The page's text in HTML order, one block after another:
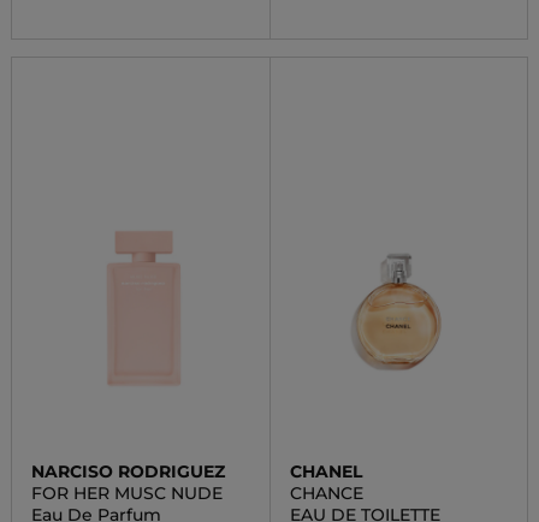
NARCISO RODRIGUEZ
FOR HER MUSC NUDE
Eau De Parfum
CHANEL
CHANCE
EAU DE TOILETTE